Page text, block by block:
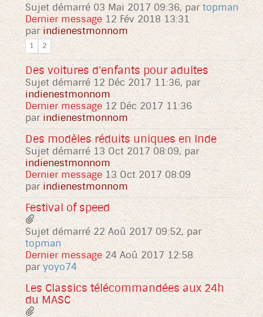
Sujet démarré 03 Mai 2017 09:36, partopman
Dernier message 12 Fév 2018 13:31
parindienestmonnom
1 2
Des voitures d'enfants pour adultes
Sujet démarré 12 Déc 2017 11:36, par
indienestmonnom
Dernier message 12 Déc 2017 11:36
parindienestmonnom
Des modèles réduits uniques en Inde
Sujet démarré 13 Oct 2017 08:09, par
indienestmonnom
Dernier message 13 Oct 2017 08:09
parindienestmonnom
Festival of speed
Sujet démarré 22 Aoû 2017 09:52, par
topman
Dernier message 24 Aoû 2017 12:58
paryoyo74
Les Classics télécommandées aux 24h
du MASC